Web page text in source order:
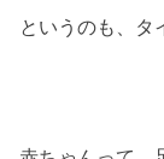
というのも、タ